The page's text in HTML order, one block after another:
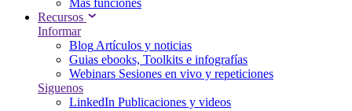
Más funciones
Recursos
Informar
Blog Artículos y noticias
Guias ebooks, Toolkits e infografías
Webinars Sesiones en vivo y repeticiones
Siguenos
LinkedIn Publicaciones y videos